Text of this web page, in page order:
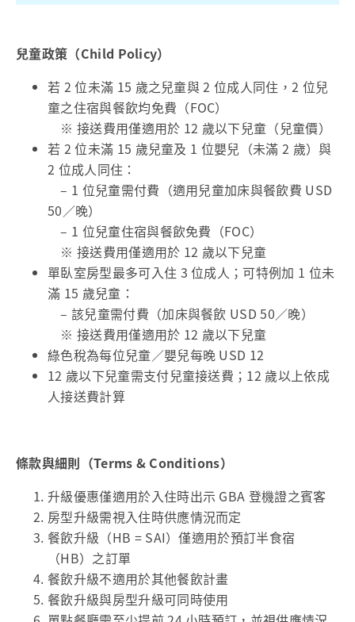
兒童政策（Child Policy）
若 2 位未滿 15 歲之兒童與 2 位成人同住，2 位兒
童之住宿與餐飲均免費（FOC）
※ 接送費用僅適用於 12 歲以下兒童（兒童價）
若 2 位未滿 15 歲兒童及 1 位嬰兒（未滿 2 歲）與
2 位成人同住：
– 1 位兒童需付費（適用兒童加床與餐飲費 USD
50／晚）
– 1 位兒童住宿與餐飲免費（FOC）
※ 接送費用僅適用於 12 歲以下兒童
單臥室房型最多可入住 3 位成人；可特例加 1 位未
滿 15 歲兒童：
– 該兒童需付費（加床與餐飲 USD 50／晚）
※ 接送費用僅適用於 12 歲以下兒童
綠色稅為每位兒童／嬰兒每晚 USD 12
12 歲以下兒童需支付兒童接送費；12 歲以上依成
人接送費計算
條款與細則（Terms & Conditions）
升級優惠僅適用於入住時出示 GBA 登機證之賓客
房型升級需視入住時供應情況而定
餐飲升級（HB = SAI）僅適用於預訂半食宿
（HB）之訂單
餐飲升級不適用於其他餐飲計畫
餐飲升級與房型升級可同時使用